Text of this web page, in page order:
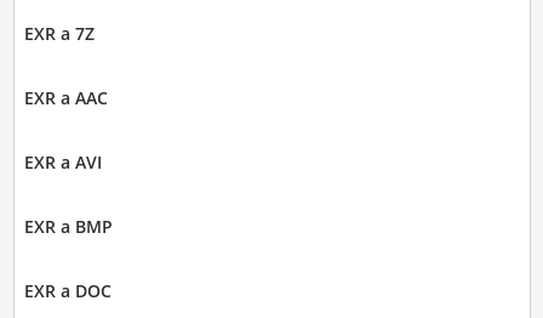
EXR a 7Z
EXR a AAC
EXR a AVI
EXR a BMP
EXR a DOC